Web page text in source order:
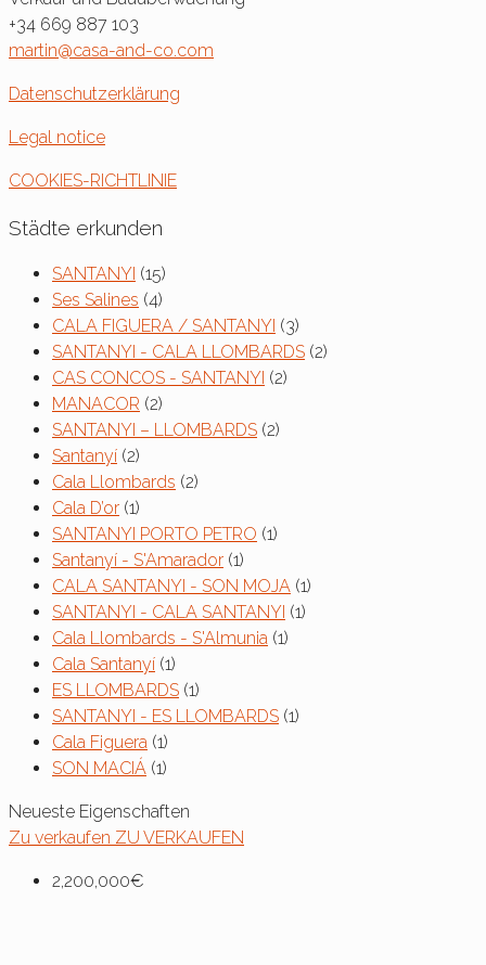
+34 669 887 103
martin@casa-and-co.com
Datenschutzerklärung
Legal notice
COOKIES-RICHTLINIE
Städte erkunden
SANTANYI (15)
Ses Salines (4)
CALA FIGUERA / SANTANYI (3)
SANTANYI - CALA LLOMBARDS (2)
CAS CONCOS - SANTANYI (2)
MANACOR (2)
SANTANYI – LLOMBARDS (2)
Santanyí (2)
Cala Llombards (2)
Cala D’or (1)
SANTANYI PORTO PETRO (1)
Santanyí - S'Amarador (1)
CALA SANTANYI - SON MOJA (1)
SANTANYI - CALA SANTANYI (1)
Cala Llombards - S'Almunia (1)
Cala Santanyí (1)
ES LLOMBARDS (1)
SANTANYI - ES LLOMBARDS (1)
Cala Figuera (1)
SON MACIÁ (1)
Neueste Eigenschaften
Zu verkaufen ZU VERKAUFEN
2,200,000€